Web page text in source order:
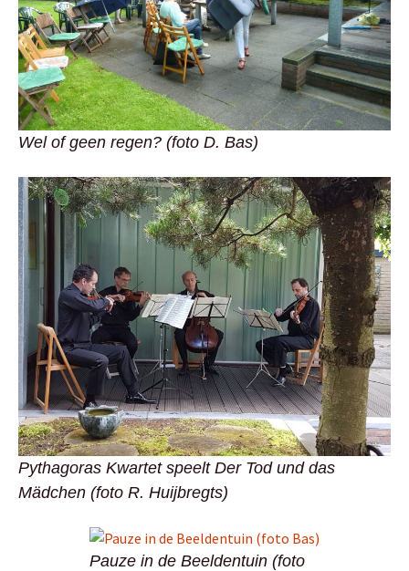
Wel of geen regen? (foto D. Bas)
Pythagoras Kwartet speelt Der Tod und das
Mädchen (foto R. Huijbregts)
Pauze in de Beeldentuin (foto